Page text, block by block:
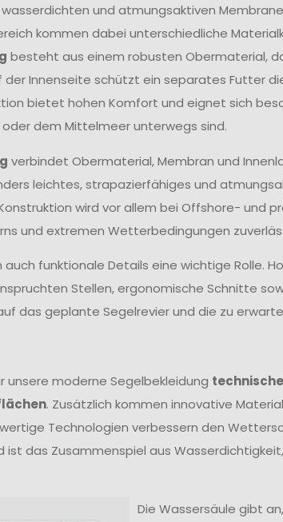
und atmungsaktiven
kommen dabei unterschiedliche
besteht aus einem robusten Obermaterial,
der Innenseite schützt ein separates Futter
bietet hohen Komfort und eignet sich
dem Mittelmeer unterwegs sind.
verbindet Obermaterial, Membran und
leichtes, strapazierfähiges und
wird vor allem bei Offshore- und
und extremen Wetterbedingungen
funktionale Details eine wichtige Rolle.
Stellen, ergonomische Schnitte
das geplante Segelrevier und die zu
unsere moderne Segelbekleidung
. Zusätzlich kommen innovative
Technologien verbessern den
ist das Zusammenspiel aus
Die Wassersäule gibt